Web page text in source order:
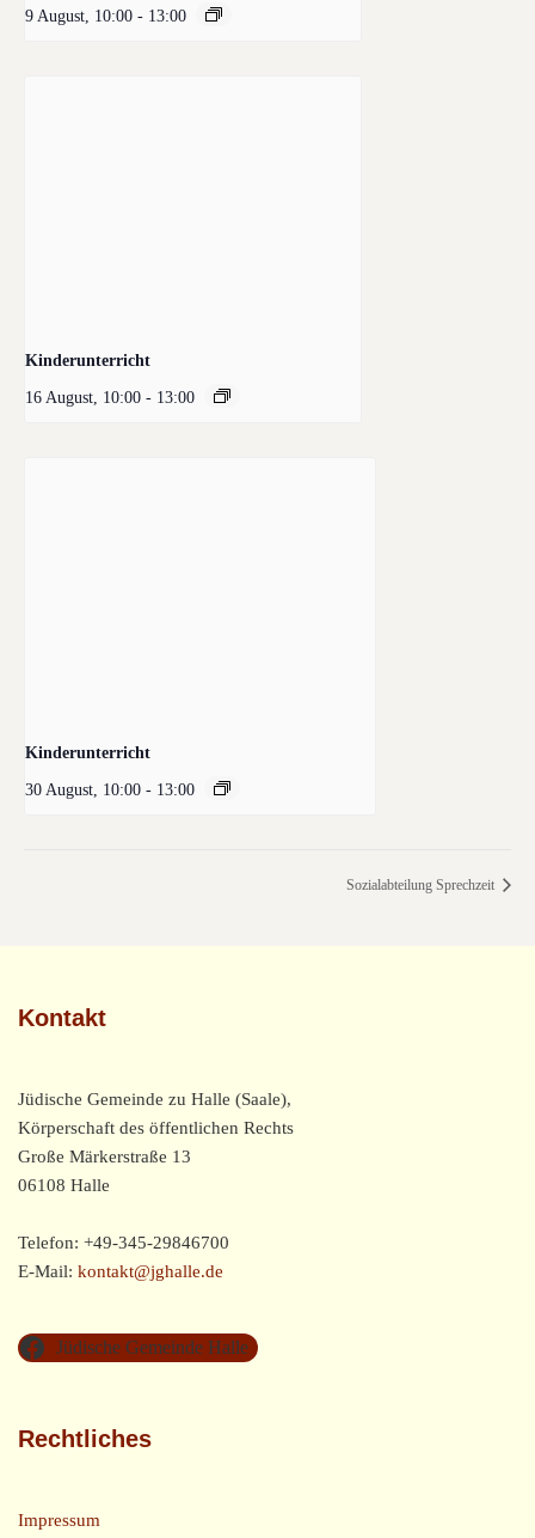
9 August, 10:00 - 13:00
Kinderunterricht
16 August, 10:00 - 13:00
Kinderunterricht
30 August, 10:00 - 13:00
Sozialabteilung Sprechzeit
Kontakt
Jüdische Gemeinde zu Halle (Saale),
Körperschaft des öffentlichen Rechts
Große Märkerstraße 13
06108 Halle
Telefon: +49-345-29846700
E-Mail: kontakt@jghalle.de
Jüdische Gemeinde Halle
Rechtliches
Impressum